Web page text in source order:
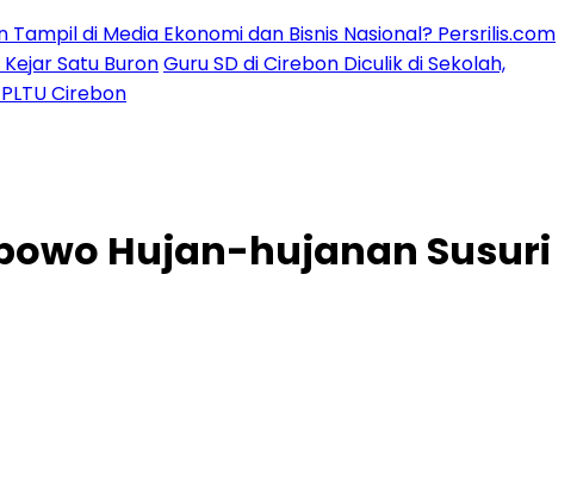
Tampil di Media Ekonomi dan Bisnis Nasional? Persrilis.com
Satu BuronGuru SD di Cirebon Diculik di Sekolah,
Cirebon
Hujan-hujanan Susuri